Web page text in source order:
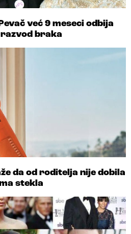
već 9 meseci odbija
braka
da od roditelja nije dobila
stekla